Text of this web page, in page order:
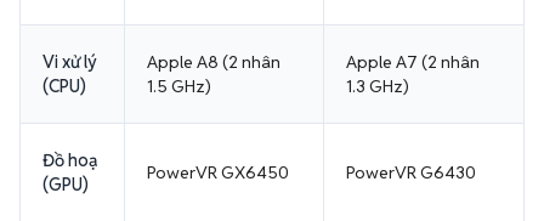
Vi xử lý
(CPU)
Apple A8 (2 nhân
1.5 GHz)
Apple A7 (2 nhân
1.3 GHz)
Đồ hoạ
(GPU)
PowerVR GX6450 PowerVR G6430